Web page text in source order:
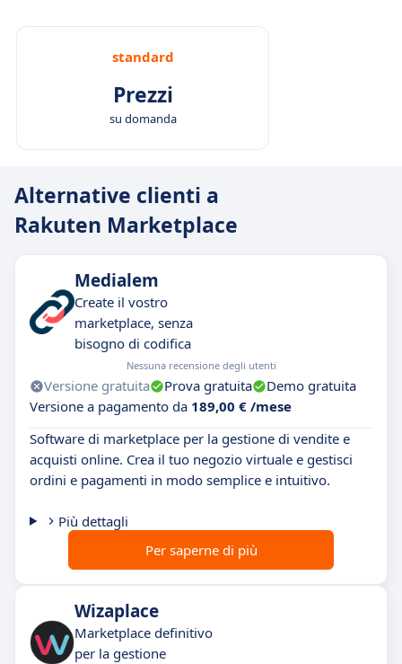
standard
Prezzi
su domanda
Alternative clienti a
Rakuten Marketplace
Medialem
Create il vostro
marketplace, senza
bisogno di codifica
Nessuna recensione degli utenti
Versione gratuita Prova gratuita
Demo gratuita
Versione a pagamento da 189,00 € /mese
Software di marketplace per la gestione di vendite e
acquisti online. Crea il tuo negozio virtuale e gestisci
ordini e pagamenti in modo semplice e intuitivo.
Più dettagli
Per saperne di più
Wizaplace
Marketplace definitivo
per la gestione